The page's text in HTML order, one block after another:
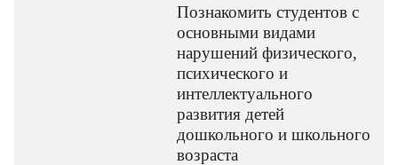
Познакомить студентов с
основными видами
нарушений физического,
психического и
интеллектуального
развития детей
дошкольного и школьного
возраста